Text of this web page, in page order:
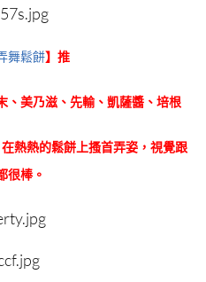
舞鬆餅】推
、美乃滋、先輸、凱薩醬、培根
熱熱的鬆餅上搔首弄姿，視覺跟
很棒。